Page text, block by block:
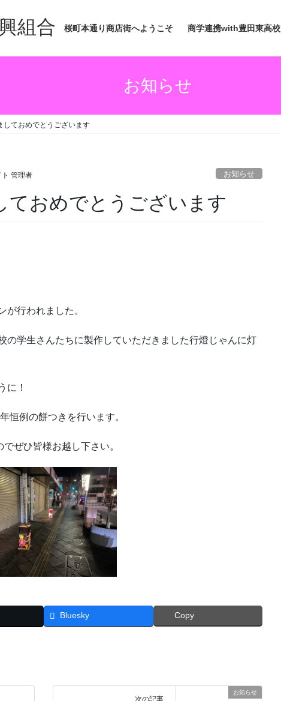
組合 桜町本通り商店街へようこそ 商学連携with豊田東高校
お知らせ
しておめでとうございます
ト 管理者 お知らせ
ておめでとうございます
が行われました。
の学生さんたちに製作していただきました行燈じゃんに灯
に！
恒例の餅つきを行います。
ぜひ皆様お越し下さい。
Bluesky Copy
お知らせ
次の記事